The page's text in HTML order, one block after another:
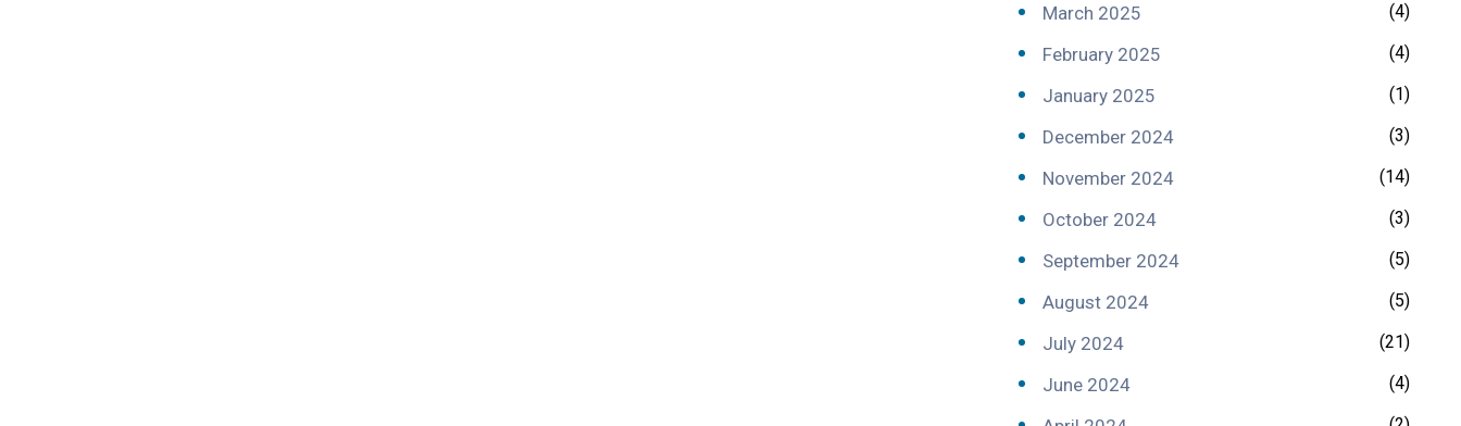
March 2025 (4)
February 2025 (4)
January 2025 (1)
December 2024 (3)
November 2024 (14)
October 2024 (3)
September 2024 (5)
August 2024 (5)
July 2024 (21)
June 2024 (4)